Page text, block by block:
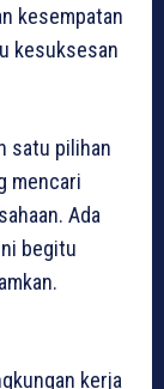
kesempatan
kesuksesan
satu pilihan
mencari
Ada
begitu
kerja